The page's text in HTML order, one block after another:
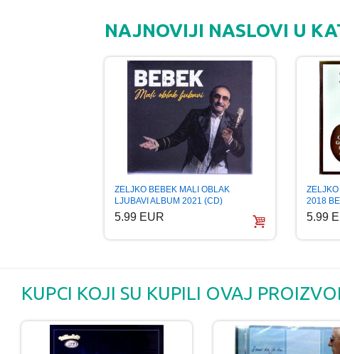
NAJNOVIJI NASLOVI U
ZELJKO BEBEK MALI OBLAK
LJUBAVI ALBUM 2021 (CD)
5.99 EUR
2018
5.99
KUPCI KOJI SU KUPILI OVAJ